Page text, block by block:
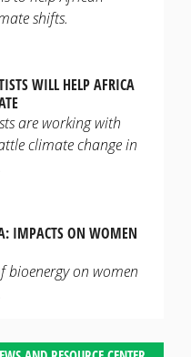
shifts.
WILL HELP AFRICA
are working with
climate change in
IMPACTS ON WOMEN
bioenergy on women